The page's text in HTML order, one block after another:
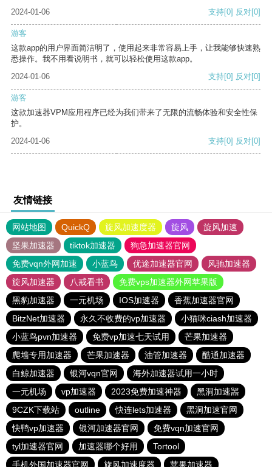
2024-01-06
支持[0] 反对[0]
游客
这款app的用户界面简洁明了，使用起来非常容易上手，让我能够快速熟
悉操作。我不用看说明书，就可以轻松使用这款app。
2024-01-06
支持[0] 反对[0]
游客
这款加速器VPM应用程序已经为我们带来了无限的流畅体验和安全性保
护。
2024-01-06
支持[0] 反对[0]
友情链接
网站地图 QuickQ 旋风加速度器 旋风
旋风加速
坚果加速器
tiktok加速器
狗急加速器官网
免费vqn外网加速
小蓝鸟 优途加速器官网
风驰加速器
旋风加速器
八戒看书
免费vps加速器外网苹果版
黑豹加速器
一元机场 IOS加速器
香蕉加速器官网
BitzNet加速器
永久不收费的vp加速器
小猫咪ciash加速器
小蓝鸟pvn加速器
免费vp加速七天试用
芒果加速器
爬墙专用加速器
芒果加速器 油管加速器
酷通加速器
白鲸加速器
银河vqn官网
海外加速器试用一小时
一元机场
vp加速器 2023免费加速神器
黑洞加速噐
9CZK下载站
outline 快连lets加速器
黑洞加速官网
快鸭vp加速器
银河加速器官网
免费vqn加速官网
tyl加速器官网
加速器哪个好用
Tortool
手机外国加速器官网
旋风加速度器 苹果加速器